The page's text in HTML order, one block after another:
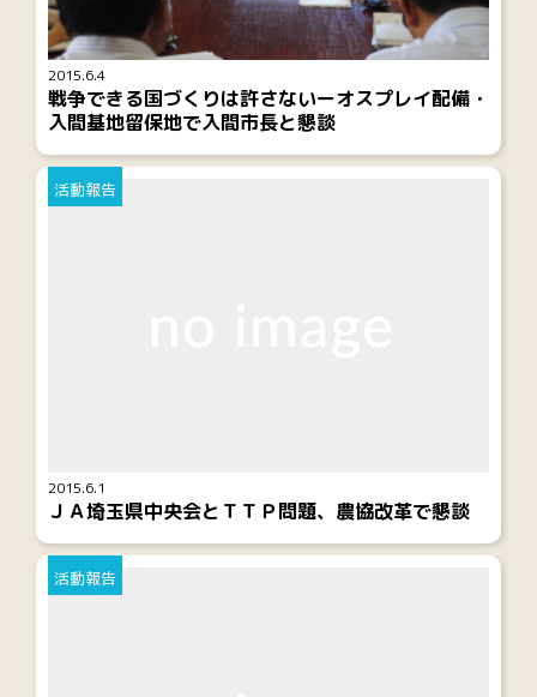
2015.6.4
戦争できる国づくりは許さないーオスプレイ配備・
入間基地留保地で入間市長と懇談
2015.6.1
活動報告
ＪＡ埼玉県中央会とＴＴＰ問題、農協改革で懇談
活動報告